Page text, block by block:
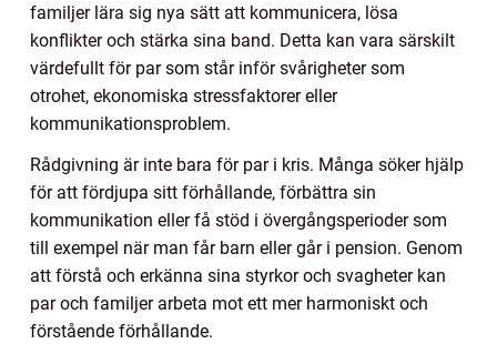
familjer lära sig nya sätt att kommunicera, lösa
konflikter och stärka sina band. Detta kan vara särskilt
värdefullt för par som står inför svårigheter som
otrohet, ekonomiska stressfaktorer eller
kommunikationsproblem.
Rådgivning är inte bara för par i kris. Många söker hjälp
för att fördjupa sitt förhållande, förbättra sin
kommunikation eller få stöd i övergångsperioder som
till exempel när man får barn eller går i pension. Genom
att förstå och erkänna sina styrkor och svagheter kan
par och familjer arbeta mot ett mer harmoniskt och
förstående förhållande.